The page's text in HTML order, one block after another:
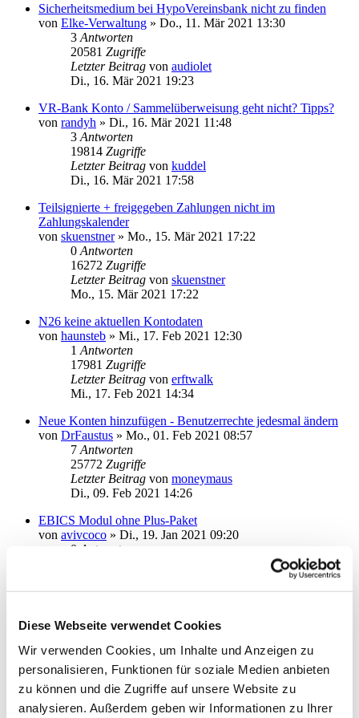
Diese Webseite verwendet Cookies
Wir verwenden Cookies, um Inhalte und Anzeigen zu
personalisieren, Funktionen für soziale Medien anbieten
zu können und die Zugriffe auf unsere Website zu
analysieren. Außerdem geben wir Informationen zu Ihrer
Sicherheitsmedium bei HypoVereinsbank nicht zu finden
von Elke-Verwaltung » Do., 11. Mär 2021 13:30
3 Antworten
20581 Zugriffe
Letzter Beitrag von audiolet
Di., 16. Mär 2021 19:23
VR-Bank Konto / Sammelüberweisung geht nicht? Tipps?
von randyh » Di., 16. Mär 2021 11:48
3 Antworten
19814 Zugriffe
Letzter Beitrag von kuddel
Di., 16. Mär 2021 17:58
Teilsignierte + freigegeben Zahlungen nicht im
Zahlungskalender
von skuenstner» Mo., 15. Mär 2021 17:22
0 Antworten
16272 Zugriffe
Letzter Beitrag von skuenstner
Mo., 15. Mär 2021 17:22
N26 keine aktuellen Kontodaten
von haunsteb » Mi., 17. Feb 2021 12:30
1 Antworten
17981 Zugriffe
Letzter Beitrag von erftwalk
Mi., 17. Feb 2021 14:34
Neue Konten hinzufügen - Benutzerrechte jedesmal ändern
von DrFaustus » Mo., 01. Feb 2021 08:57
7 Antworten
25772 Zugriffe
Letzter Beitrag von moneymaus
Di., 09. Feb 2021 14:26
EBICS Modul ohne Plus-Paket
von avivcoco » Di., 19. Jan 2021 09:20
8 Antworten
Do., 28. Jan 2021 11:14
Starmoney Business 9 nachträglich Plus Paket dazu buchen
vonHerrVorragend »Di., 12. Jan 2021 16:25
2Antworten
18996
Zugriffe
Letzter BeitragvonHerrVorragend
Mi., 13. Jan 2021 07:22